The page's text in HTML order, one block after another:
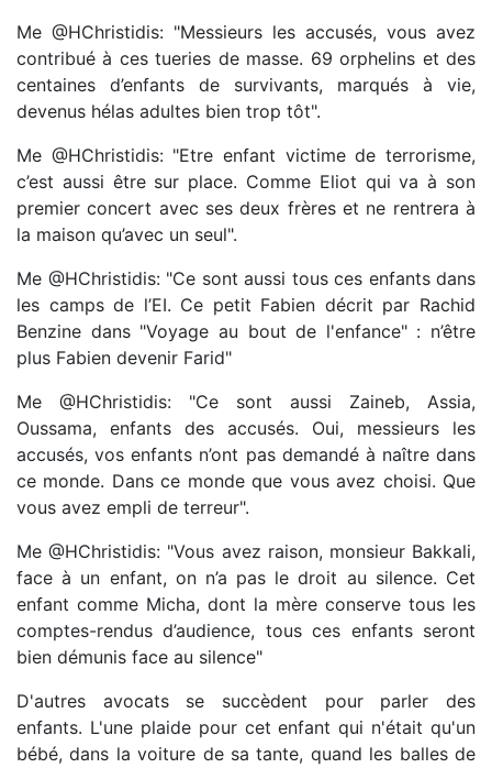
Me @HChristidis: "Messieurs les accusés, vous avez
contribué à ces tueries de masse. 69 orphelins et des
centaines d’enfants de survivants, marqués à vie,
devenus hélas adultes bien trop tôt".
Me @HChristidis: "Etre enfant victime de terrorisme,
c’est aussi être sur place. Comme Eliot qui va à son
premier concert avec ses deux frères et ne rentrera à
la maison qu’avec un seul".
Me @HChristidis: "Ce sont aussi tous ces enfants dans
les camps de l’EI. Ce petit Fabien décrit par Rachid
Benzine dans "Voyage au bout de l'enfance" : n’être
plus Fabien devenir Farid"
Me @HChristidis: "Ce sont aussi Zaineb, Assia,
Oussama, enfants des accusés. Oui, messieurs les
accusés, vos enfants n’ont pas demandé à naître dans
ce monde. Dans ce monde que vous avez choisi. Que
vous avez empli de terreur".
Me @HChristidis: "Vous avez raison, monsieur Bakkali,
face à un enfant, on n’a pas le droit au silence. Cet
enfant comme Micha, dont la mère conserve tous les
comptes-rendus d’audience, tous ces enfants seront
bien démunis face au silence"
D'autres avocats se succèdent pour parler des
enfants. L'une plaide pour cet enfant qui n'était qu'un
bébé, dans la voiture de sa tante, quand les balles de